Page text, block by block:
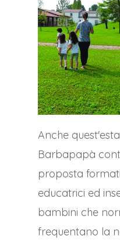
Anche
Barbapapà
proposta
educatrici ed
bambini che
frequentano la